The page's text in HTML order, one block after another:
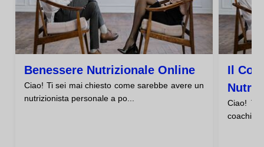
Benessere Nutrizionale Online
Ciao! Ti sei mai chiesto come sarebbe avere un
nutrizionista personale a po...
Il
Ciao! Ti
coaching